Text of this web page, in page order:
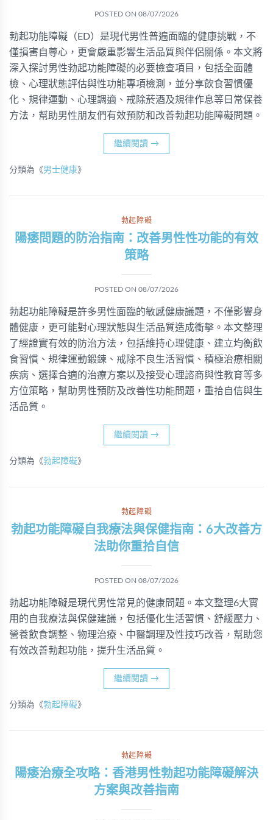
POSTED ON 08/07/2026
勃起功能障礙（ED）是現代男性普遍面臨的健康挑戰，不
僅損害自尊心，更會嚴重影響生活品質與伴侶關係。本文將
深入探討男性勃起功能障礙的必要檢查項目，包括全面體
檢、心理狀態評估與性功能專項檢測，並分享飲食習慣優
化、規律運動、心理調適、戒除菸酒及規律作息等日常保養
方法，幫助男性朋友們有效預防和改善勃起功能障礙問題。
繼續閱讀 →
分類為《男士健康》
勃起障礙
陽痿問題的防治指南：改善男性性功能的有效
策略
POSTED ON 08/07/2026
勃起功能障礙是許多男性面臨的敏感健康議題，不僅影響身
體健康，更可能對心理狀態與生活品質造成衝擊。本文整理
了經證實有效的防治方法，包括維持心理健康、建立均衡飲
食習慣、規律運動鍛鍊、戒除不良生活習慣、積極治療相關
疾病、選擇合適的治療方案以及接受心理諮商與性教育等多
方位策略，幫助男性預防及改善性功能問題，重拾自信與生
活品質。
繼續閱讀 →
分類為《勃起障礙》
勃起障礙
勃起功能障礙自我療法與保健指南：6大改善方
法助你重拾自信
POSTED ON 08/07/2026
勃起功能障礙是現代男性常見的健康問題。本文整理6大實
用的自我療法與保健建議，包括優化生活習慣、舒緩壓力、
營養飲食調整、物理治療、中醫調理及性技巧改善，幫助您
有效改善勃起功能，提升生活品質。
繼續閱讀 →
分類為《勃起障礙》
勃起障礙
陽痿治療全攻略：香港男性勃起功能障礙解決
方案與改善指南